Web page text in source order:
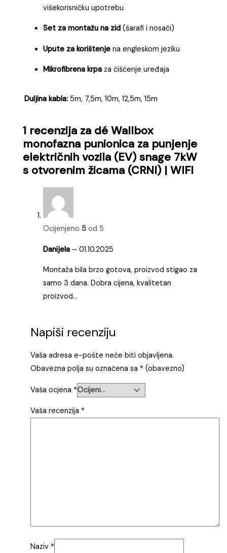
višekorisničku upotrebu
Set za montažu na zid (šarafi i nosači)
Upute za korištenje na engleskom jeziku
Mikrofibrena krpa za čišćenje uređaja
Duljina kabla: 5m, 7,5m, 10m, 12,5m, 15m
1 recenzija za dé Wallbox
monofazna punionica za punjenje
električnih vozila (EV) snage 7kW
s otvorenim žicama (CRNI) | WIFI
Ocijenjeno 5 od 5
Danijela – 01.10.2025
Montaža bila brzo gotova, proizvod stigao za
samo 3 dana. Dobra cijena, kvalitetan
proizvod…
Napiši recenziju
Vaša adresa e-pošte neće biti objavljena.
Obavezna polja su označena sa * (obavezno)
Vaša ocjena *
Vaša recenzija *
Naziv *